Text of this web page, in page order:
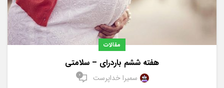
مقالات
هفته ششم باردرای – سلامتی
سمیرا خداپرست 0